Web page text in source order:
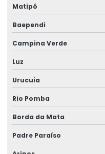
Talha Elétrica Para
Talha Elétrica Para
Talha elétrica para ponte
Talha Elétrica Resistente A
Talha Fixa Aço Carbono
Talha Fixa Aço Carbono
Talha Fixa Aço Carbono
Matipó
Baependi
Campina Verde
Luz
Urucuia
Rio Pomba
Borda da Mata
Padre Paraíso